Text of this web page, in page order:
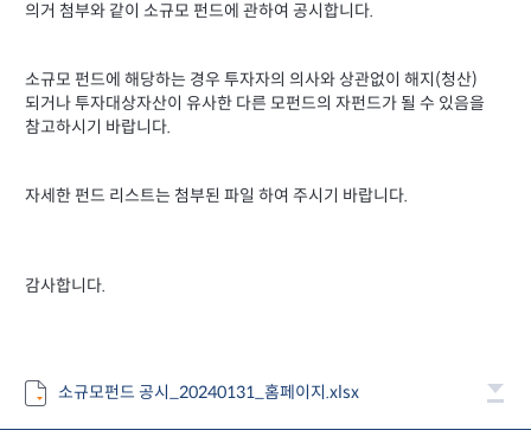
의거 첨부와 같이 소규모 펀드에 관하여 공시합니다.
소규모 펀드에 해당하는 경우 투자자의 의사와 상관없이 해지(청산)
되거나 투자대상자산이 유사한 다른 모펀드의 자펀드가 될 수 있음을
참고하시기 바랍니다.
자세한 펀드 리스트는 첨부된 파일 하여 주시기 바랍니다.
감사합니다.
소규모펀드 공시_20240131_홈페이지.xlsx